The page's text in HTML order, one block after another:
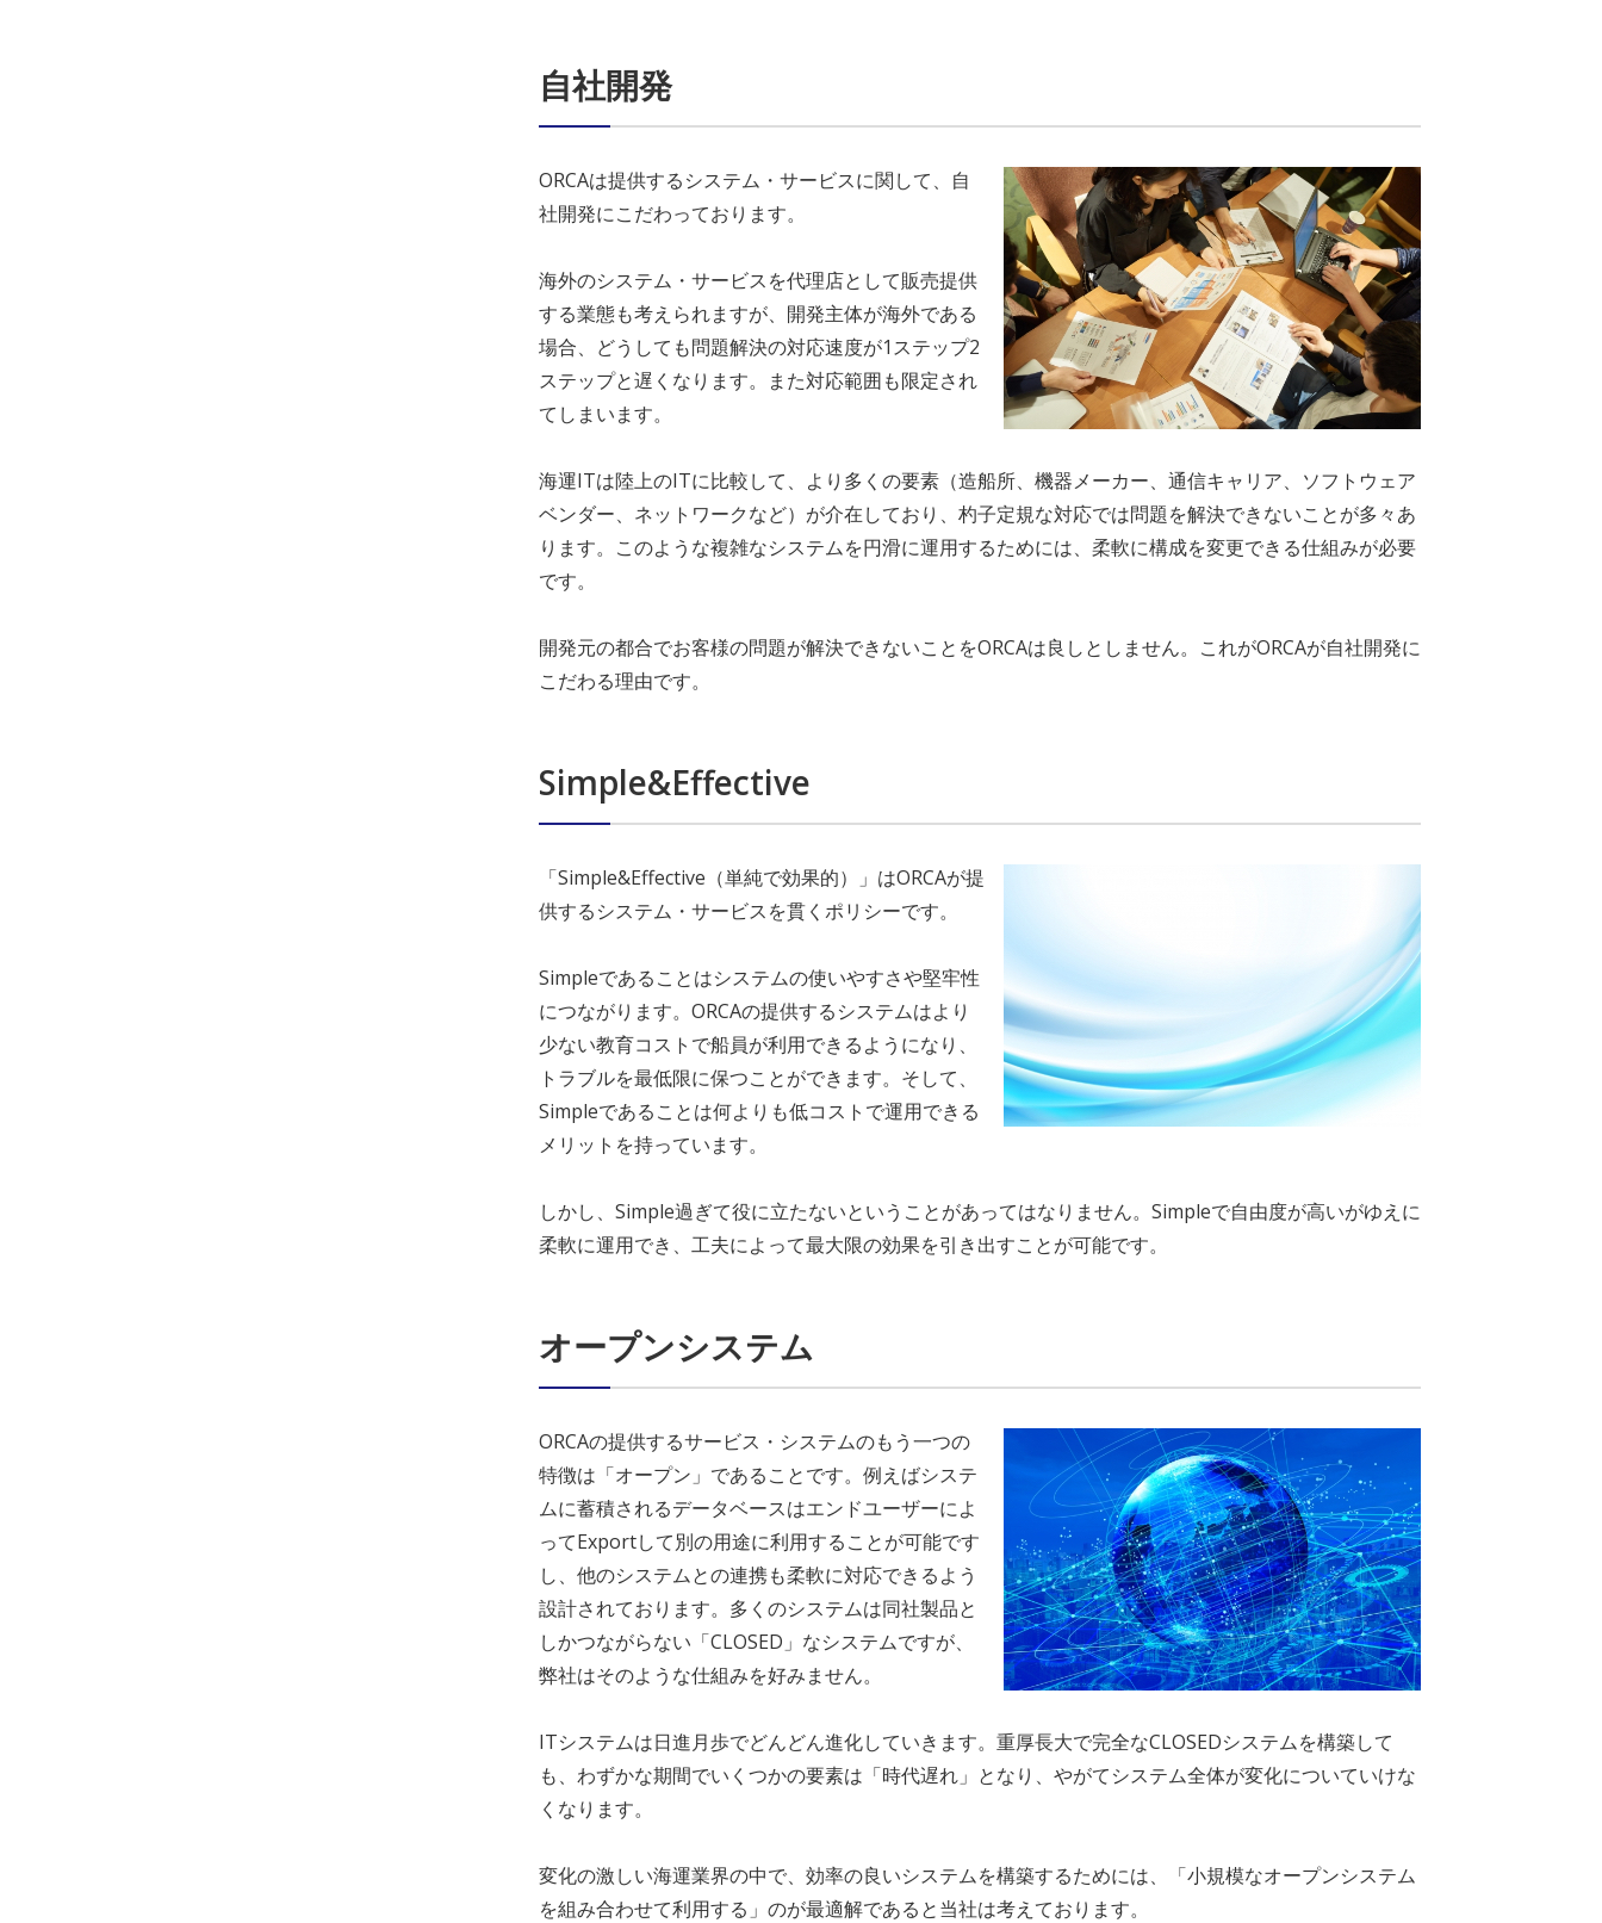
自社開発
ORCAは提供するシステム・サービスに関して、自
社開発にこだわっております。
海外のシステム・サービスを代理店として販売提供
する業態も考えられますが、開発主体が海外である
場合、どうしても問題解決の対応速度が1ステップ2
ステップと遅くなります。また対応範囲も限定され
てしまいます。
海運ITは陸上のITに比較して、より多くの要素（造船所、機器メーカー、通信キャリア、ソフトウェア
ベンダー、ネットワークなど）が介在しており、杓子定規な対応では問題を解決できないことが多々あ
ります。このような複雑なシステムを円滑に運用するためには、柔軟に構成を変更できる仕組みが必要
です。
開発元の都合でお客様の問題が解決できないことをORCAは良しとしません。これがORCAが自社開発に
こだわる理由です。
Simple&Effective
「Simple&Effective（単純で効果的）」はORCAが提
供するシステム・サービスを貫くポリシーです。
Simpleであることはシステムの使いやすさや堅牢性
につながります。ORCAの提供するシステムはより
少ない教育コストで船員が利用できるようになり、
トラブルを最低限に保つことができます。そして、
Simpleであることは何よりも低コストで運用できる
メリットを持っています。
しかし、Simple過ぎて役に立たないということがあってはなりません。Simpleで自由度が高いがゆえに
柔軟に運用でき、工夫によって最大限の効果を引き出すことが可能です。
オープンシステム
ORCAの提供するサービス・システムのもう一つの
特徴は「オープン」であることです。例えばシステ
ムに蓄積されるデータベースはエンドユーザーによ
ってExportして別の用途に利用することが可能です
し、他のシステムとの連携も柔軟に対応できるよう
設計されております。多くのシステムは同社製品と
しかつながらない「CLOSED」なシステムですが、
弊社はそのような仕組みを好みません。
ITシステムは日進月歩でどんどん進化していきます。重厚長大で完全なCLOSEDシステムを構築して
も、わずかな期間でいくつかの要素は「時代遅れ」となり、やがてシステム全体が変化についていけな
くなります。
変化の激しい海運業界の中で、効率の良いシステムを構築するためには、「小規模なオープンシステム
を組み合わせて利用する」のが最適解であると当社は考えております。